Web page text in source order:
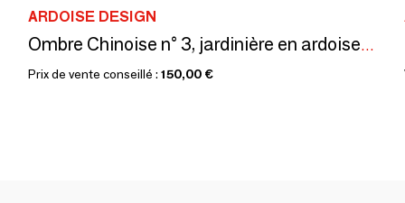
ARDOISE DESIGN
Ombre Chinoise n° 3, jardinière en ardoise naturelle à poser.
Prix de vente conseillé : 150,00 €